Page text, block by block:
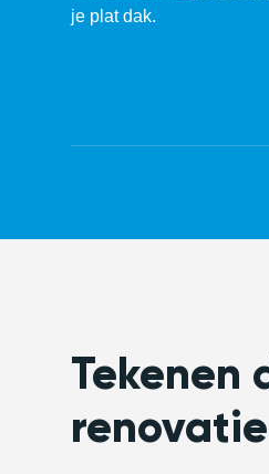
je plat dak.
Tekenen